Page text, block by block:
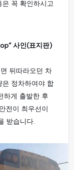
꼭 확인하시고
사인(표지판)
뒤따라오던 차
은 정차하여야 합
하게 출발한 후
전이 최우선이
받습니다.